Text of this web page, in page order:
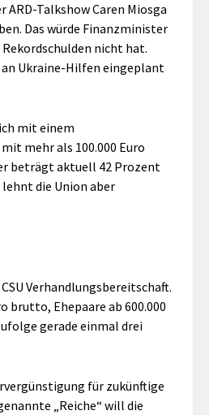
Talkshow Caren Miosga
Das würde Finanzminister
nicht hat.
an Ukraine-Hilfen eingeplant
mit einem
mehr als 100.000 Euro
beträgt aktuell 42 Prozent
die Union aber
Verhandlungsbereitschaft.
brutto, Ehepaare ab 600.000
gerade einmal drei
für zukünftige
„Reiche“ will die